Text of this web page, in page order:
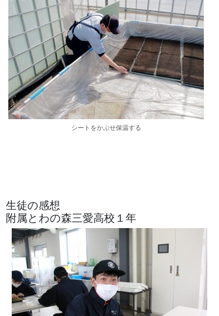
シートをかぶせ保温する
生徒の感想
附属とわの森三愛高校１年